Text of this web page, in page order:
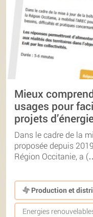
Mieux
usages pour
projets
Dans le cadre de la
proposée depuis
Région Occitanie, a
Production et
Energies